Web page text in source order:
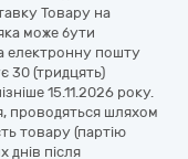
Товару на
може бути
електронну пошту
30 (тридцять)
15.11.2026 року.
проводяться шляхом
товару (партію
днів після